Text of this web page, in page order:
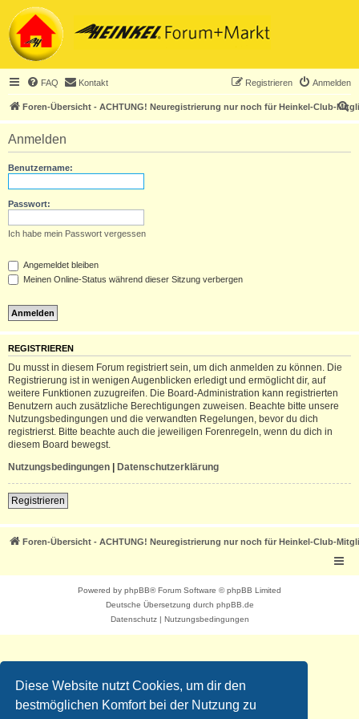
Diese Website nutzt Cookies, um dir den
bestmöglichen Komfort bei der Nutzung zu
FAQ Kontakt Anmelden
Registrieren
Foren-Übersicht - ACHTUNG! Neuregistrierung nur noch für Heinkel-Club-
S
u
Anmelden
Benutzername:
Passwort:
Ich habe mein Passwort vergessen
Angemeldet bleiben
Meinen Online-Status während dieser Sitzung verbergen
REGISTRIEREN
Du musst in diesem Forum registriert sein, um dich anmelden zu können. Die
Registrierung ist in wenigen Augenblicken erledigt und ermöglicht dir, auf
weitere Funktionen zuzugreifen. Die Board-Administration kann registrierten
Benutzern auch zusätzliche Berechtigungen zuweisen. Beachte bitte unsere
Nutzungsbedingungen und die verwandten Regelungen, bevor du dich
registrierst. Bitte beachte auch die jeweiligen Forenregeln, wenn du dich in
diesem Board bewegst.
Nutzungsbedingungen | Datenschutzerklärung
Registrieren
Foren-Übersicht - ACHTUNG! Neuregistrierung nur noch für Heinkel-Club-
Powered by phpBB® Forum Software © phpBB Limited
Deutsche Übersetzung durch phpBB.de
Datenschutz| Nutzungsbedingungen